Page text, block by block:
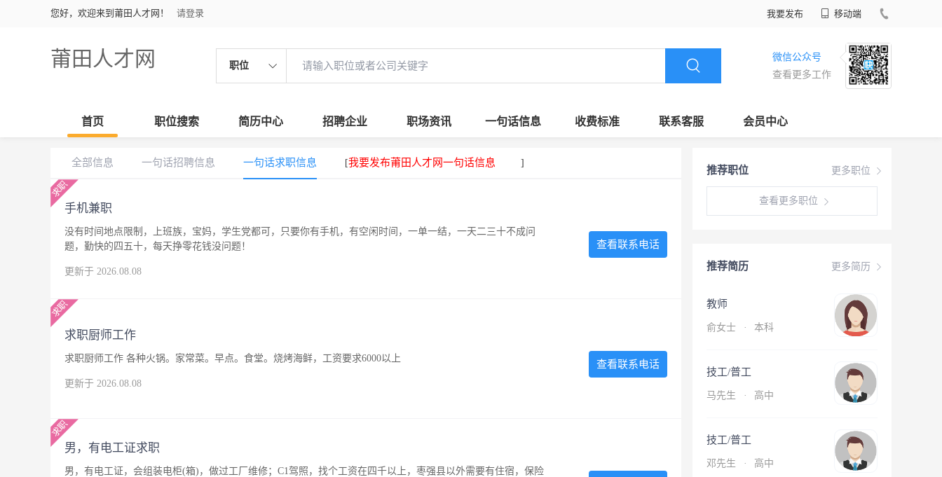
您好，欢迎来到莆田人才网！ 请登录 我要发布 移动端
莆田人才网 职位
微信公众号
查看更多工作
首页 职位搜索 简历中心 招聘企业 职场资讯 一句话信息 收费标准 联系客服 会员中心
更多职位
推荐职位
查看更多职位
更多简历
推荐简历
教师
俞女士 · 本科
技工/普工
马先生 · 高中
技工/普工
邓先生 · 高中
全部信息 一句话招聘信息 一句话求职信息 [我要发布莆田人才网一句话信息 ]
手机兼职
没有时间地点限制，上班族，宝妈，学生党都可，只要你有手机，有空闲时间，一单一结，一天二三十不成问
题，勤快的四五十，每天挣零花钱没问题！
更新于 2026.08.08
查看联系电话
求职厨师工作
求职厨师工作 各种火锅。家常菜。早点。食堂。烧烤海鲜，工资要求6000以上
更新于 2026.08.08
查看联系电话
男，有电工证求职
男，有电工证，会组装电柜(箱)，做过工厂维修；C1驾照，找个工资在四千以上，枣强县以外需要有住宿，保险